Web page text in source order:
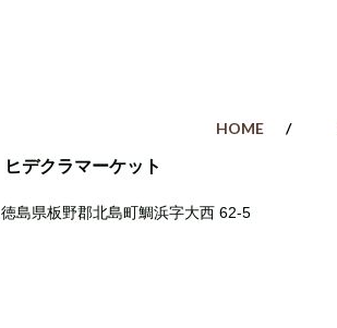
HOME
ヒデクラマーケット
徳島県板野郡北島町鯛浜字大西 62-5